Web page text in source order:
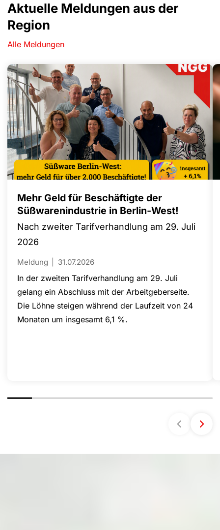
Aktuelle Meldungen aus der
Region
Alle Meldungen
Mehr Geld für Beschäftigte der
Süßwarenindustrie in Berlin-West!
Nach zweiter Tarifverhandlung am 29. Juli
2026
Meldung 31.07.2026
In der zweiten Tarifverhandlung am 29. Juli
gelang ein Abschluss mit der Arbeitgeberseite.
Die Löhne steigen während der Laufzeit von 24
Monaten um insgesamt 6,1 %.